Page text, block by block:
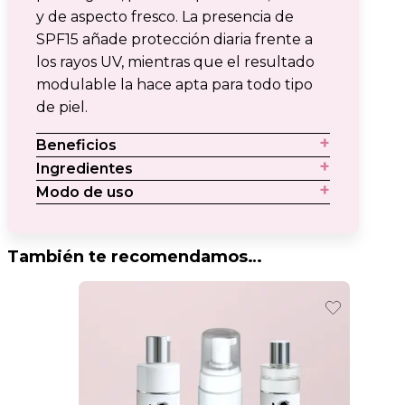
y de aspecto fresco. La presencia de
SPF15 añade protección diaria frente a
los rayos UV, mientras que el resultado
modulable la hace apta para todo tipo
de piel.
Beneficios
Ingredientes
Modo de uso
También te recomendamos…